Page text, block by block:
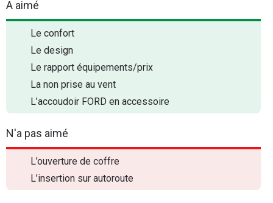
A aimé
Le confort
Le design
Le rapport équipements/prix
La non prise au vent
L’accoudoir FORD en accessoire
N'a pas aimé
L’ouverture de coffre
L’insertion sur autoroute